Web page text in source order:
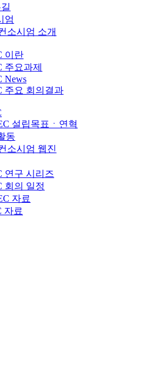
엄
소시엄 소개
이란
주요과제
News
주요 회의결과
설립목표ㆍ연혁
동
소시엄 웹진
연구 시리즈
회의 일정
자료
자료